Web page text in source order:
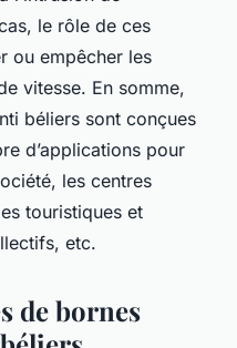
le rôle de ces
ou empêcher les
vitesse. En somme,
béliers sont conçues
d’applications pour
les centres
touristiques et
etc.
de bornes